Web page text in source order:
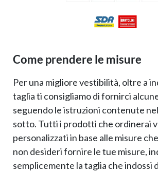
Come prendere le misure
Per una migliore vestibilità, oltre a
taglia ti consigliamo di fornirci
seguendo le istruzioni contenute
sotto. Tutti i prodotti che ordinerai
personalizzati in base alle misure
non desideri fornire le tue misure,
semplicemente la taglia che indossi